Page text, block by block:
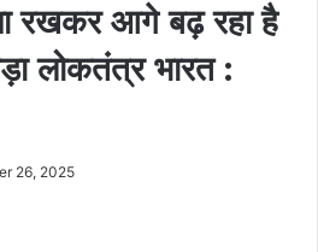
रखकर आगे बढ़ रहा है
लोकतंत्र भारत :
26, 2025